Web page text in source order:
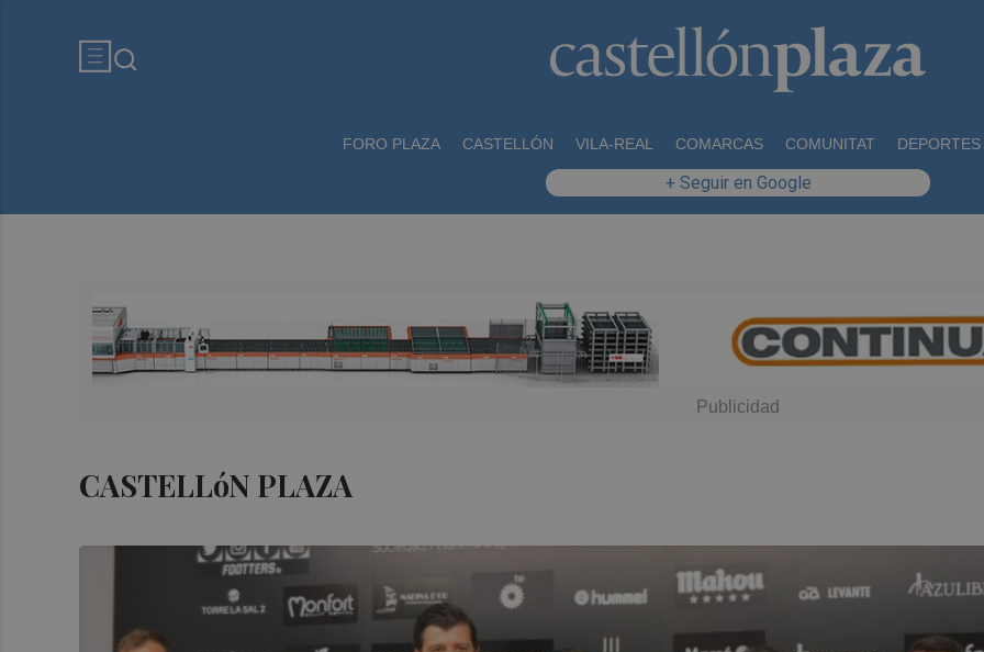
FORO PLAZA CASTELLÓN VILA-REAL COMARCAS COMUNITAT DEPORTES
+ Seguir en Google
CASTELLóN PLAZA